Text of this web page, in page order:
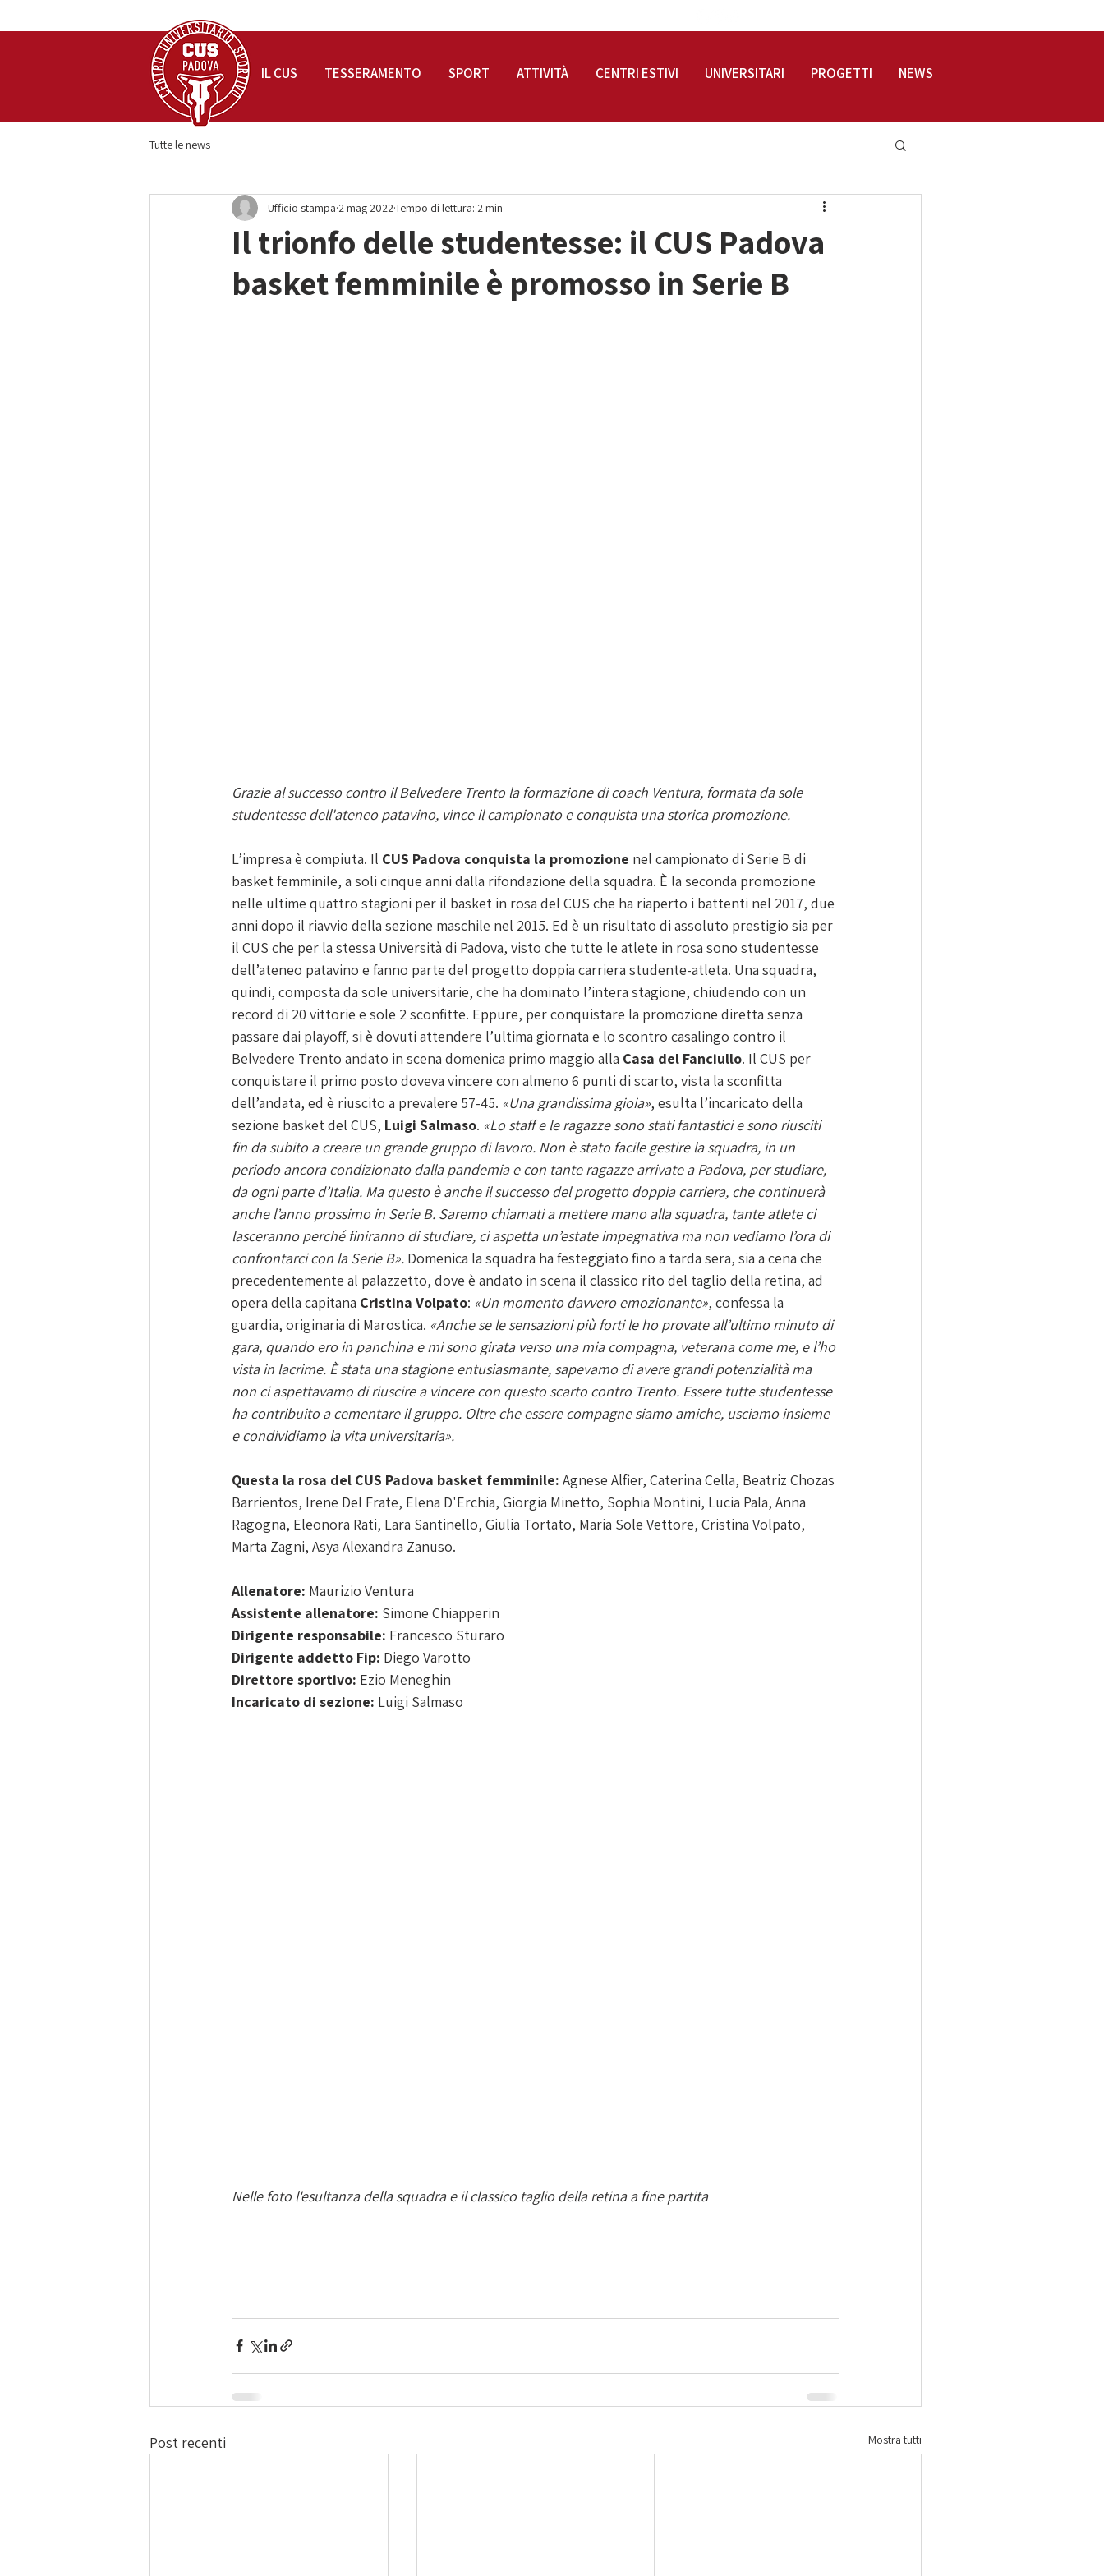
Tutte le news
Il trionfo delle studentesse: il CUS Padova
basket femminile è promosso in Serie B
Ufficio stampa 2 mag 2022Tempo di lettura: 2 min
Grazie al successo contro il Belvedere Trento la formazione di coach Ventura, formata da sole
studentesse dell'ateneo patavino, vince il campionato e conquista una storica promozione.
L’impresa è compiuta. Il CUS Padova conquista la promozione nel campionato di Serie B di
basket femminile, a soli cinque anni dalla rifondazione della squadra. È la seconda promozione
nelle ultime quattro stagioni per il basket in rosa del CUS che ha riaperto i battenti nel 2017, due
anni dopo il riavvio della sezione maschile nel 2015. Ed è un risultato di assoluto prestigio sia per
il CUS che per la stessa Università di Padova, visto che tutte le atlete in rosa sono studentesse
dell’ateneo patavino e fanno parte del progetto doppia carriera studente-atleta. Una squadra,
quindi, composta da sole universitarie, che ha dominato l’intera stagione, chiudendo con un
record di 20 vittorie e sole 2 sconfitte. Eppure, per conquistare la promozione diretta senza
passare dai playoff, si è dovuti attendere l’ultima giornata e lo scontro casalingo contro il
Belvedere Trento andato in scena domenica primo maggio alla Casa del Fanciullo. Il CUS per
conquistare il primo posto doveva vincere con almeno 6 punti di scarto, vista la sconfitta
dell’andata, ed è riuscito a prevalere 57-45. «Una grandissima gioia», esulta l’incaricato della
sezione basket del CUS, Luigi Salmaso. «Lo staff e le ragazze sono stati fantastici e sono riusciti
fin da subito a creare un grande gruppo di lavoro. Non è stato facile gestire la squadra, in un
periodo ancora condizionato dalla pandemia e con tante ragazze arrivate a Padova, per studiare,
da ogni parte d’Italia. Ma questo è anche il successo del progetto doppia carriera, che continuerà
anche l’anno prossimo in Serie B. Saremo chiamati a mettere mano alla squadra, tante atlete ci
lasceranno perché finiranno di studiare, ci aspetta un’estate impegnativa ma non vediamo l’ora di
confrontarci con la Serie B». Domenica la squadra ha festeggiato fino a tarda sera, sia a cena che
precedentemente al palazzetto, dove è andato in scena il classico rito del taglio della retina, ad
opera della capitana Cristina Volpato: «Un momento davvero emozionante», confessa la
guardia, originaria di Marostica. «Anche se le sensazioni più forti le ho provate all’ultimo minuto di
gara, quando ero in panchina e mi sono girata verso una mia compagna, veterana come me, e l’ho
vista in lacrime. È stata una stagione entusiasmante, sapevamo di avere grandi potenzialità ma
non ci aspettavamo di riuscire a vincere con questo scarto contro Trento. Essere tutte studentesse
ha contribuito a cementare il gruppo. Oltre che essere compagne siamo amiche, usciamo insieme
e condividiamo la vita universitaria».
Questa la rosa del CUS Padova basket femminile: Agnese Alfier, Caterina Cella, Beatriz Chozas
Barrientos, Irene Del Frate, Elena D'Erchia, Giorgia Minetto, Sophia Montini, Lucia Pala, Anna
Ragogna, Eleonora Rati, Lara Santinello, Giulia Tortato, Maria Sole Vettore, Cristina Volpato,
Marta Zagni, Asya Alexandra Zanuso.
Allenatore: Maurizio Ventura
Assistente allenatore: Simone Chiapperin
Dirigente responsabile: Francesco Sturaro
Dirigente addetto Fip: Diego Varotto
Direttore sportivo: Ezio Meneghin
Incaricato di sezione: Luigi Salmaso
Nelle foto l'esultanza della squadra e il classico taglio della retina a fine partita
Post recenti Mostra tutti
IL CUS TESSERAMENTO SPORT ATTIVITÀ CENTRI ESTIVI UNIVERSITARI PROGETTI NEWS